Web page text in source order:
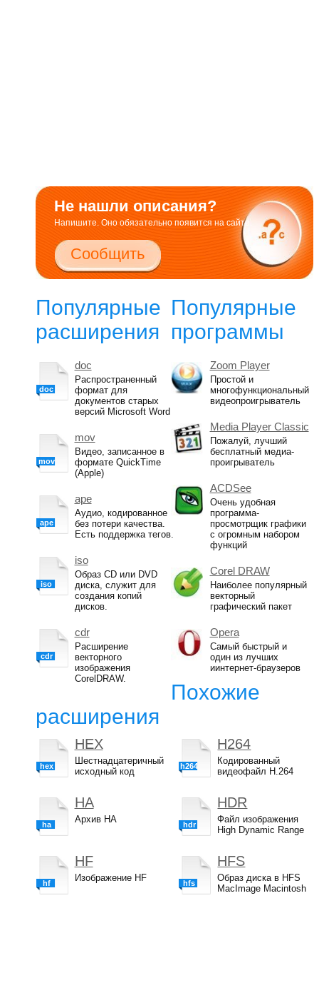
Не нашли описания?
Напишите. Оно обязательно появится на сайте.
Сообщить
Популярные
расширения
doc
doc
Распространенный
формат для
документов старых
версий Microsoft Word
mov
mov
Видео, записанное в
формате QuickTime
(Apple)
ape
ape
Аудио, кодированное
без потери качества.
Есть поддержка тегов.
iso
iso
Образ CD или DVD
диска, служит для
создания копий
дисков.
cdr
cdr
Расширение
векторного
изображения
CorelDRAW.
Популярные
программы
Zoom Player
Простой и
многофункциональный
видеопроигрыватель
Media Player Classic
Пожалуй, лучший
бесплатный медиа-
проигрыватель
ACDSee
Очень удобная
программа-
просмотрщик графики
с огромным набором
функций
Corel DRAW
Наиболее популярный
векторный
графический пакет
Opera
Самый быстрый и
один из лучших
иинтернет-браузеров
Похожие
расширения
hex
HEX
Шестнадцатеричный
исходный код
ha
HA
Архив HA
hf
HF
Изображение HF
h264
H264
Кодированный
видеофайл H.264
hdr
HDR
Файл изображения
High Dynamic Range
hfs
HFS
Образ диска в HFS
MacImage Macintosh